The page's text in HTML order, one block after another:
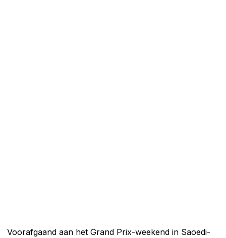
Voorafgaand aan het Grand Prix-weekend in Saoedi-